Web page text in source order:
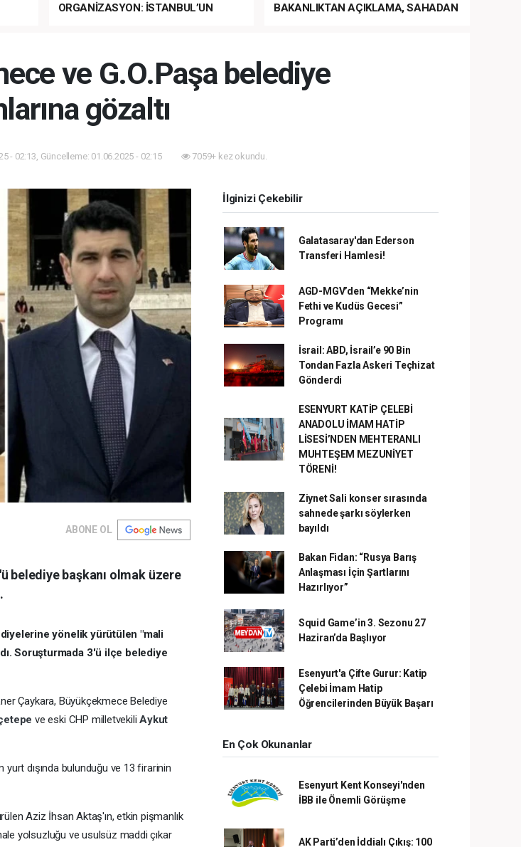
ORGANİZASYON: İSTANBUL’UN
BAKANLIKTAN AÇIKLAMA, SAHADAN
ve G.O.Paşa belediye
gözaltı
- 02:13, Güncelleme: 01.06.2025 - 02:15 7059+ kez okundu.
ABONE OL
belediye başkanı olmak üzere
yönelik yürütülen "mali
Soruşturmada 3'ü ilçe belediye
Çaykara, Büyükçekmece Belediye
ve eski CHP milletvekiliAykut
yurt dışında bulunduğu ve 13 firarinin
Aziz İhsan Aktaş'ın, etkin pişmanlık
yolsuzluğu ve usulsüz maddi çıkar
İlginizi Çekebilir
Galatasaray'dan Ederson
Transferi Hamlesi!
AGD-MGV’den “Mekke’nin
Fethi ve Kudüs Gecesi”
Programı
İsrail: ABD, İsrail’e 90 Bin
Tondan Fazla Askeri Teçhizat
Gönderdi
ESENYURT KATİP ÇELEBİ
ANADOLU İMAM HATİP
LİSESİ’NDEN MEHTERANLI
MUHTEŞEM MEZUNİYET
TÖRENİ!
Ziynet Sali konser sırasında
sahnede şarkı söylerken
bayıldı
Bakan Fidan: “Rusya Barış
Anlaşması İçin Şartlarını
Hazırlıyor”
Squid Game’in 3. Sezonu 27
Haziran’da Başlıyor
Esenyurt'a Çifte Gurur: Katip
Çelebi İmam Hatip
Öğrencilerinden Büyük Başarı
En Çok Okunanlar
Esenyurt Kent Konseyi'nden
İBB ile Önemli Görüşme
AK Parti’den İddialı Çıkış: 100